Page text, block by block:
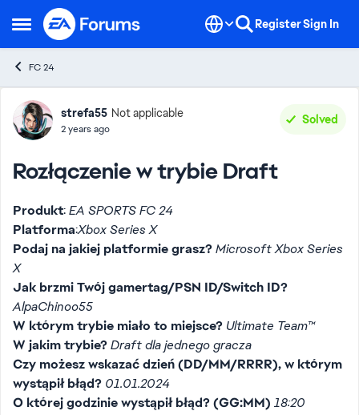
Open Side Menu
Skip to content RegisterSign In
FC 24
Forum Discussion
strefa55 Not applicable
2 years ago
Solved
Rozłączenie w trybie Draft
Produkt:EA SPORTS FC 24
Platforma:Xbox Series X
Podaj na jakiej platformie grasz?Microsoft Xbox Series
X
Jak brzmi Twój gamertag/PSN ID/Switch ID?
AlpaChinoo55
W którym trybie miało to miejsce? Ultimate Team™
W jakim trybie?Draft dla jednego gracza
Czy możesz wskazać dzień (DD/MM/RRRR), w którym
wystąpił błąd? 01.01.2024
O której godzinie wystąpił błąd? (GG:MM) 18:20